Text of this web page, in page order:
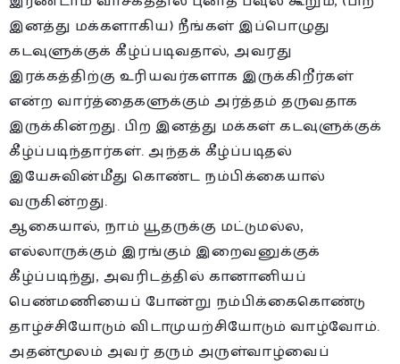
இனத்து மக்களாகிய) நீங்கள் இப்பொழுது
கடவுளுக்குக் கீழ்ப்படிவதால், அவரது
இரக்கத்திற்கு உரியவர்களாக இருக்கிறீர்கள்
என்ற வார்த்தைகளுக்கும் அர்த்தம் தருவதாக
இருக்கின்றது. பிற இனத்து மக்கள் கடவுளுக்குக்
கீழ்ப்படிந்தார்கள். அந்தக் கீழ்ப்படிதல்
இயேசுவின்மீது கொண்ட நம்பிக்கையால்
வருகின்றது.
ஆகையால், நாம் யூதருக்கு மட்டுமல்ல,
எல்லாருக்கும் இரங்கும் இறைவனுக்குக்
கீழ்ப்படிந்து, அவரிடத்தில் கானானியப்
பெண்மணியைப் போன்று நம்பிக்கைகொண்டு
தாழ்ச்சியோடும் விடாமுயற்சியோடும் வாழ்வோம்.
அதன்மூலம் அவர் தரும் அருள்வாழ்வைப்